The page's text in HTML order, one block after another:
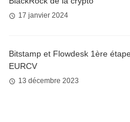
17 janvier 2024
Bitstamp et Flowdesk 1ère
EURCV
13 décembre 2023